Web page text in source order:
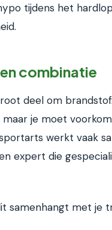
tijdens het
combinatie
deel om
je moet
werkt vaak
expert die
samenhangt met je